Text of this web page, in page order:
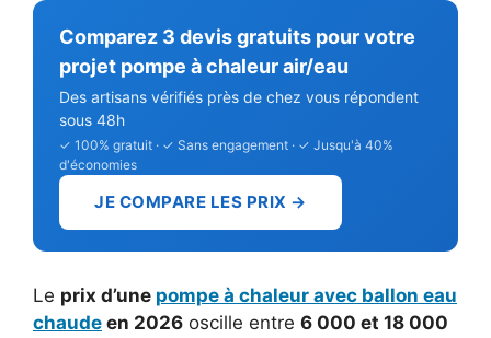
Comparez 3 devis gratuits pour votre
projet pompe à chaleur air/eau
Des artisans vérifiés près de chez vous répondent
sous 48h
✓ 100% gratuit · ✓ Sans engagement · ✓ Jusqu'à 40%
d'économies
JE COMPARE LES PRIX →
Le prix d’une pompe à chaleur avec ballon eau
chaude en 2026 oscille entre 6 000 et 18 000